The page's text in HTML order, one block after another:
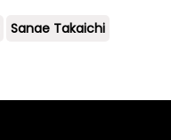
Sanae Takaichi